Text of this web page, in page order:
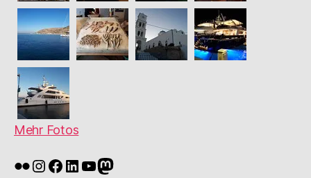
Mehr Fotos
Flickr
Instagram
Facebook
LinkedIn
YouTube
Mastodon